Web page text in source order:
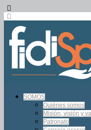
SOMOS
Quiénes somos
Misión, visión y
Patronato